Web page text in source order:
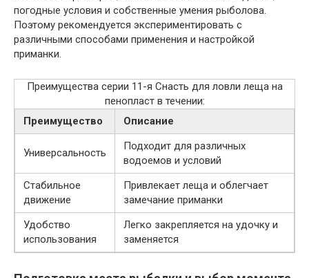
погодные условия и собственные умения рыболова.
Поэтому рекомендуется экспериментировать с
различными способами применения и настройкой
приманки.
Преимущества серии 11-я Снасть для ловли леща на
пенопласт в течении:
Преимущество
Описание
Универсальность
Подходит для различных
водоемов и условий
Стабильное
движение
Привлекает леща и облегчает
замечание приманки
Удобство
использования
Легко закрепляется на удочку и
заменяется